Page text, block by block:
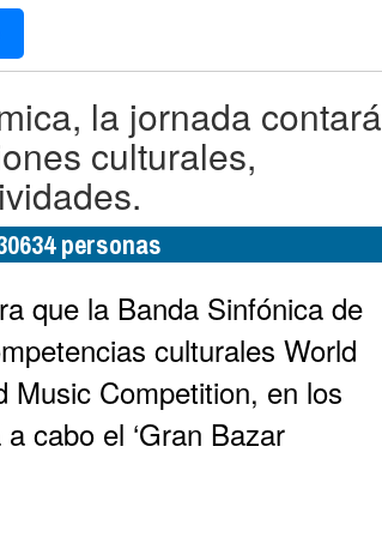
la jornada contará
culturales,
personas
que la Banda Sinfónica de
culturales World
Music Competition, en los
cabo el ‘Gran Bazar